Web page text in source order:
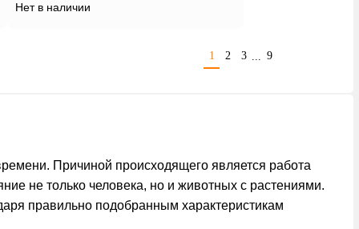
Нет в наличии
1 2 3 ... 9
Причиной происходящего является работа
не только человека, но и животных с растениями.
правильно подобранным характеристикам